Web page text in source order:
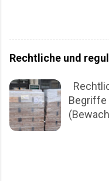
– und zack, dein
Cyberangriff richtig
emotional. Denn
Namen – und du
Du musst kein IT-
abzusichern. Hier
Anleitung, wie du
schützt, ohne in
Rechtliche und
Begriffe